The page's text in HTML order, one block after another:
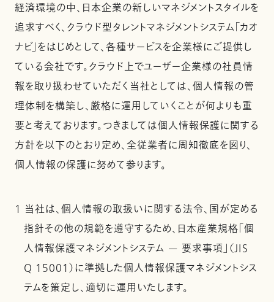
経済環境の中、日本企業の新しいマネジメントスタイルを
追求すべく、クラウド型タレントマネジメントシステム「カオ
ナビ」をはじめとして、各種サービスを企業様にご提供し
ている会社です。クラウド上でユーザー企業様の社員情
報を取り扱わせていただく当社としては、個人情報の管
理体制を構築し、厳格に運用していくことが何よりも重
要と考えております。つきましては個人情報保護に関する
方針を以下のとおり定め、全従業者に周知徹底を図り、
個人情報の保護に努めて参ります。
1 当社は、個人情報の取扱いに関する法令、国が定める
指針その他の規範を遵守するため、日本産業規格「個
人情報保護マネジメントシステム — 要求事項」（JIS
Q 15001）に準拠した個人情報保護マネジメントシス
テムを策定し、適切に運用いたします。